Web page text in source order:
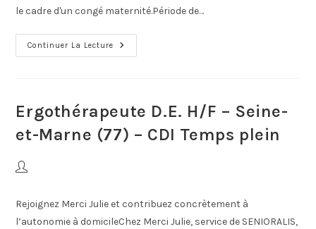
le cadre d'un congé maternité.Période de…
Continuer La Lecture
Ergothérapeute D.E. H/F – Seine-
et-Marne (77) – CDI Temps plein
Rejoignez Merci Julie et contribuez concrètement à
l’autonomie à domicileChez Merci Julie, service de SENIORALIS,